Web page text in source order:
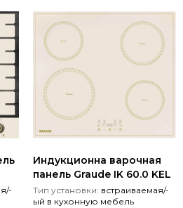
Индукционна варочная
панель Graude IK 60.0 KEL
Тип установки: встраиваемая/-
ый в кухонную мебель